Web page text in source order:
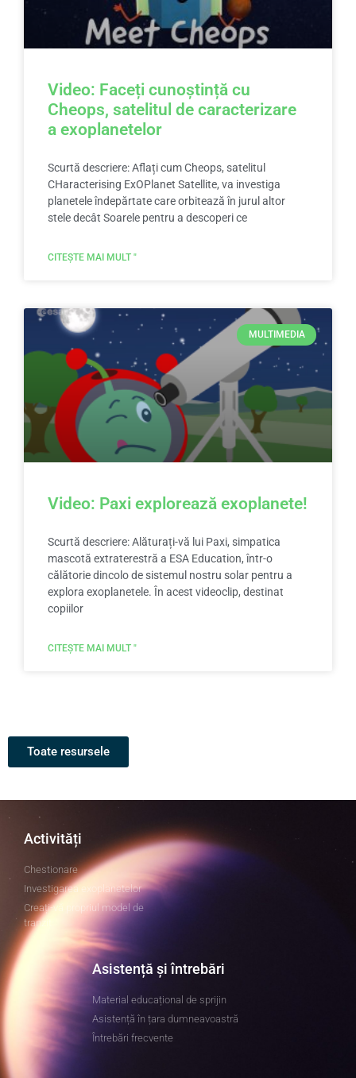
Video: Faceți cunoștință cu
Cheops, satelitul de caracterizare
a exoplanetelor
Scurtă descriere: Aflați cum Cheops, satelitul
CHaracterising ExOPlanet Satellite, va investiga
planetele îndepărtate care orbitează în jurul altor
stele decât Soarele pentru a descoperi ce
CITEȘTE MAI MULT "
MULTIMEDIA
Video: Paxi explorează exoplanete!
Scurtă descriere: Alăturați-vă lui Paxi, simpatica
mascotă extraterestră a ESA Education, într-o
călătorie dincolo de sistemul nostru solar pentru a
explora exoplanetele. În acest videoclip, destinat
copiilor
CITEȘTE MAI MULT "
Toate resursele
Activități
Chestionare
Investigarea exoplanetelor
Creați-vă propriul model de
tranzit
Asistență și întrebări
Material educațional de sprijin
Asistență în țara dumneavoastră
Întrebări frecvente